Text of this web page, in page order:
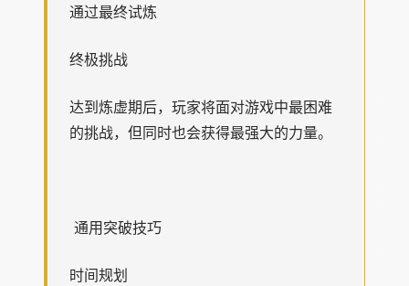
通过最终试炼
终极挑战
达到炼虚期后，玩家将面对游戏中最困难
的挑战，但同时也会获得最强大的力量。
通用突破技巧
时间规划